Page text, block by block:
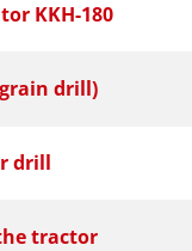
KKH-180
drill)
drill
tractor